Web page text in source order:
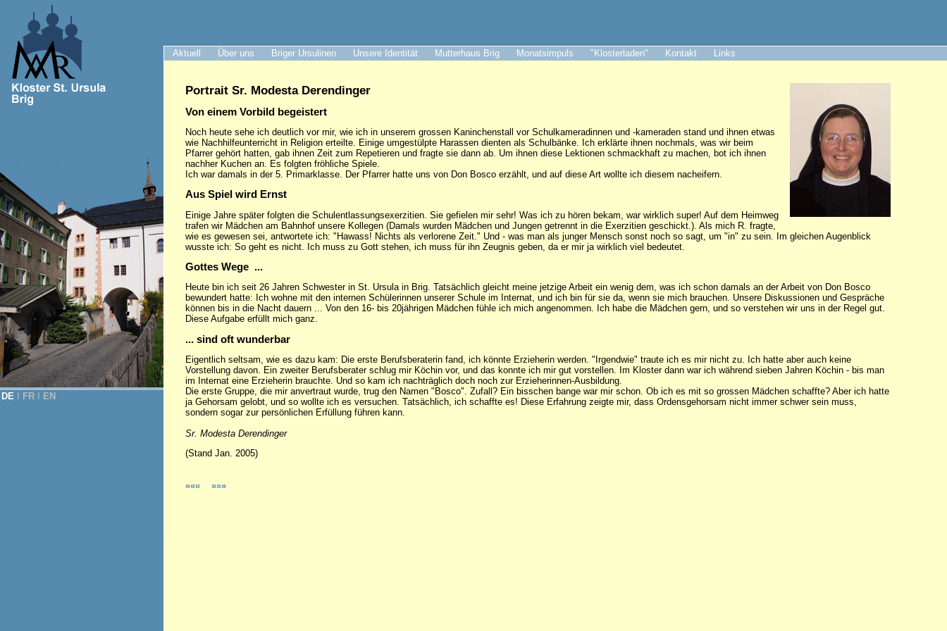
Aktuell Über uns Briger Ursulinen Unsere Identität Mutterhaus Brig Monatsimpuls "Klosterladen" Kontakt Links
DE FR EN
Portrait Sr. Modesta Derendinger
Von einem Vorbild begeistert
Noch heute sehe ich deutlich vor mir, wie ich in unserem grossen Kaninchenstall vor Schulkameradinnen und -kameraden stand und ihnen etwas
wie Nachhilfeunterricht in Religion erteilte. Einige umgestülpte Harassen dienten als Schulbänke. Ich erklärte ihnen nochmals, was wir beim
Pfarrer gehört hatten, gab ihnen Zeit zum Repetieren und fragte sie dann ab. Um ihnen diese Lektionen schmackhaft zu machen, bot ich ihnen
nachher Kuchen an. Es folgten fröhliche Spiele.
Ich war damals in der 5. Primarklasse. Der Pfarrer hatte uns von Don Bosco erzählt, und auf diese Art wollte ich diesem nacheifern.
Aus Spiel wird Ernst
Einige Jahre später folgten die Schulentlassungsexerzitien. Sie gefielen mir sehr! Was ich zu hören bekam, war wirklich super! Auf dem Heimweg
trafen wir Mädchen am Bahnhof unsere Kollegen (Damals wurden Mädchen und Jungen getrennt in die Exerzitien geschickt.). Als mich R. fragte,
wie es gewesen sei, antwortete ich: "Hawass! Nichts als verlorene Zeit." Und - was man als junger Mensch sonst noch so sagt, um "in" zu sein. Im gleichen Augenblick
wusste ich: So geht es nicht. Ich muss zu Gott stehen, ich muss für ihn Zeugnis geben, da er mir ja wirklich viel bedeutet.
Gottes Wege ...
Heute bin ich seit 26 Jahren Schwester in St. Ursula in Brig. Tatsächlich gleicht meine jetzige Arbeit ein wenig dem, was ich schon damals an der Arbeit von Don Bosco
bewundert hatte: Ich wohne mit den internen Schülerinnen unserer Schule im Internat, und ich bin für sie da, wenn sie mich brauchen. Unsere Diskussionen und Gespräche
können bis in die Nacht dauern ... Von den 16- bis 20jährigen Mädchen fühle ich mich angenommen. Ich habe die Mädchen gern, und so verstehen wir uns in der Regel gut.
Diese Aufgabe erfüllt mich ganz.
... sind oft wunderbar
Eigentlich seltsam, wie es dazu kam: Die erste Berufsberaterin fand, ich könnte Erzieherin werden. "Irgendwie" traute ich es mir nicht zu. Ich hatte aber auch keine
Vorstellung davon. Ein zweiter Berufsberater schlug mir Köchin vor, und das konnte ich mir gut vorstellen. Im Kloster dann war ich während sieben Jahren Köchin - bis man
im Internat eine Erzieherin brauchte. Und so kam ich nachträglich doch noch zur Erzieherinnen-Ausbildung.
Die erste Gruppe, die mir anvertraut wurde, trug den Namen "Bosco". Zufall? Ein bisschen bange war mir schon. Ob ich es mit so grossen Mädchen schaffte? Aber ich hatte
ja Gehorsam gelobt, und so wollte ich es versuchen. Tatsächlich, ich schaffte es! Diese Erfahrung zeigte mir, dass Ordensgehorsam nicht immer schwer sein muss,
sondern sogar zur persönlichen Erfüllung führen kann.
Sr. Modesta Derendinger
(Stand Jan. 2005)
««« »»»